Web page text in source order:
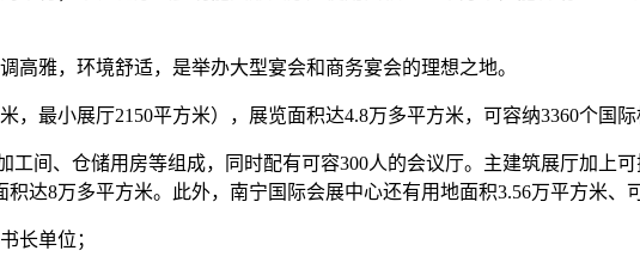
高雅，环境舒适，是举办大型宴会和商务宴会的理想之地。
最小展厅2150平方米），展览面积达4.8万多平方米，可容纳3360个国际
间、仓储用房等组成，同时配有可容300人的会议厅。主建筑展厅加上
达8万多平方米。此外，南宁国际会展中心还有用地面积3.56万平方米、
长单位；